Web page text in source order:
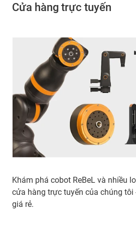
Cửa hàng trực tuyến
Khám phá cobot ReBeL và nhiều
cửa hàng trực tuyến của chúng tôi
giá rẻ.